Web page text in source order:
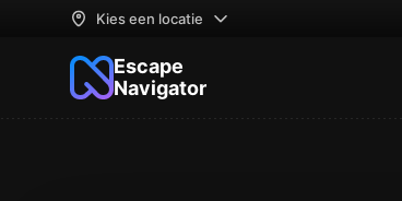
Kies een locatie
Escape
Navigator